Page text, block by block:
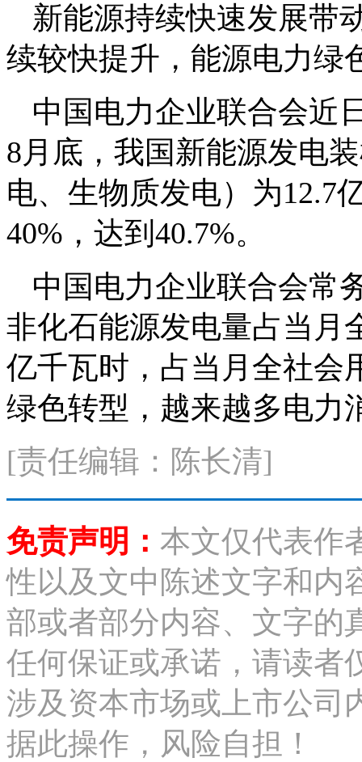
新能源持续快速发展带
续较快提升，能源电力绿
中国电力企业联合会近
8月底，我国新能源发电
电、生物质发电）为12.7
40%，达到40.7%。
中国电力企业联合会常
非化石能源发电量占当月
亿千瓦时，占当月全社会
绿色转型，越来越多电力
[责任编辑：陈长清]
免责声明： 本文仅代表作
性以及文中陈述文字和内
部或者部分内容、文字的
任何保证或承诺，请读者
涉及资本市场或上市公司
据此操作，风险自担！